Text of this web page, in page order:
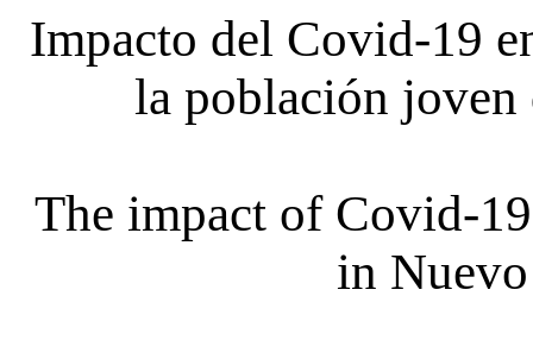
Impacto del Covid-19
la población
The impact of Covid-
in